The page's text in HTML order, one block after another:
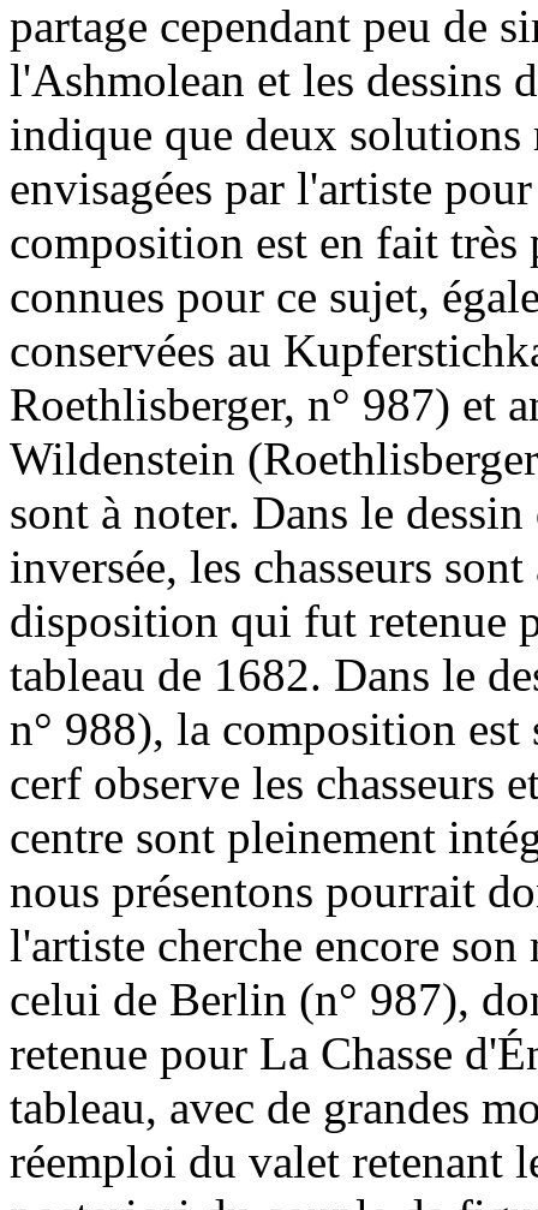
partage cependant peu de
l'Ashmolean et les dessins
indique que deux solutions
envisagées par l'artiste
composition est en fait très
connues pour ce sujet,
conservées au
Roethlisberger, n° 987) et
Wildenstein
sont à noter. Dans le
inversée, les chasseurs
disposition qui fut retenue
tableau de 1682. Dans le
n° 988), la composition
cerf observe les chasseurs
centre sont pleinement
nous présentons pourrait
l'artiste cherche encore
celui de Berlin (n° 987),
retenue pour La Chasse
tableau, avec de grandes
réemploi du valet retenant